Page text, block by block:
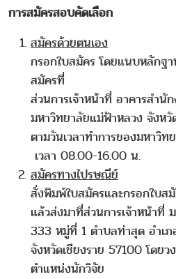
การสมัครสอบคัดเลือก
สมัครด้วยตนเอง
กรอกใบสมัคร โดยแนบหลักฐ
สมัครที่
ส่วนการเจ้าหน้าที่ อาคารสำนั
มหาวิทยาลัยแม่ฟ้าหลวง จังหวั
ตามวันเวลาทำการของมหาวิ
เวลา 08.00-16.00 น.
สมัครทางไปรษณีย์
สั่งพิมพ์ใบสมัครและกรอกใบ
แล้วส่งมาที่ส่วนการเจ้าหน้าที่
333 หมู่ที่ 1 ตำบลท่าสุด อำเภ
จังหวัดเชียงราย 57100 โดย
ตำแหน่งนักวิจัย